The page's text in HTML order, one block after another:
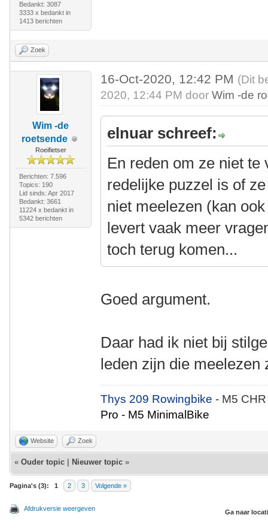
Bedankt: 3087
3333 x bedankt in
1413 berichten
Zoek
Wim -de
roetsende
Roeifietser
Berichten: 7.596
Topics: 190
Lid sinds: Apr 2017
Bedankt: 3661
11224 x bedankt in
5342 berichten
16-Oct-2020, 12:42 PM (Dit
2020, 12:44 PM doorWim -de
elnuar schreef:
En reden om ze niet
redelijke puzzel is of
niet meelezen (kan
levert vaak meer
toch terug komen...
Goed argument.
Daar had ik niet bij
leden zijn die meelezen
Thys 209 Rowingbike- M5
Pro - M5 MinimalBike
Website Zoek
« Ouder topic Nieuwer topic »
Pagina's (3): 1 2 3 Volgende »
Afdrukversie weergeven Ga naar